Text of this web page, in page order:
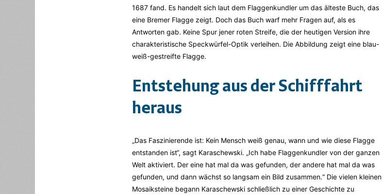
1687 fand. Es handelt sich laut dem Flaggenkundler um das älteste Buch, das
eine Bremer Flagge zeigt. Doch das Buch warf mehr Fragen auf, als es
Antworten gab. Keine Spur jener roten Streife, die der heutigen Version ihre
charakteristische Speckwürfel-Optik verleihen. Die Abbildung zeigt eine blau-
weiß-gestreifte Flagge.
Entstehung aus der Schifffahrt
heraus
„Das Faszinierende ist: Kein Mensch weiß genau, wann und wie diese Flagge
entstanden ist“, sagt Karaschewski. „Ich habe Flaggenkundler von der ganzen
Welt aktiviert. Der eine hat mal da was gefunden, der andere hat mal da was
gefunden, und dann wächst so langsam ein Bild zusammen.“ Die vielen kleinen
Mosaiksteine begann Karaschewski schließlich zu einer Geschichte zu